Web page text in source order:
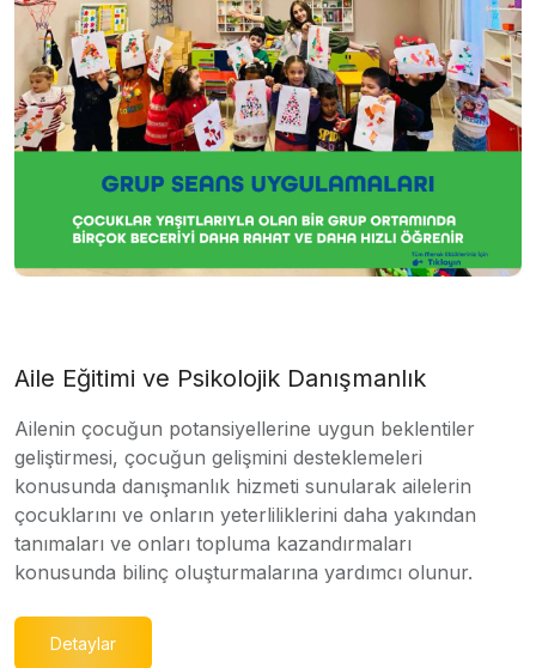
Aile Eğitimi ve Psikolojik Danışmanlık
Ailenin çocuğun potansiyellerine uygun beklentiler
geliştirmesi, çocuğun gelişmini desteklemeleri
konusunda danışmanlık hizmeti sunularak ailelerin
çocuklarını ve onların yeterliliklerini daha yakından
tanımaları ve onları topluma kazandırmaları
konusunda bilinç oluşturmalarına yardımcı olunur.
Detaylar